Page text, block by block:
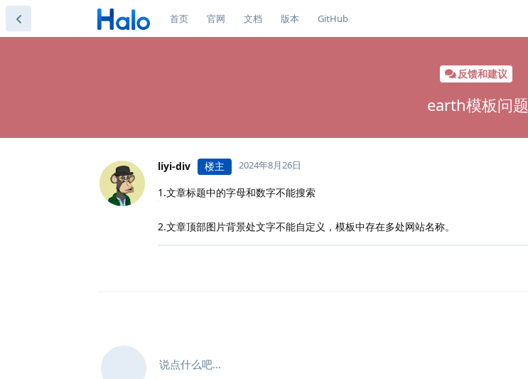
首页 官网 文档 版本 GitHub
反馈和建议
earth模板问题
liyi-div 楼主 2024年8月26日
1.文章标题中的字母和数字不能搜索
2.文章顶部图片背景处文字不能自定义，模板中存在多处网站名称。
说点什么吧...